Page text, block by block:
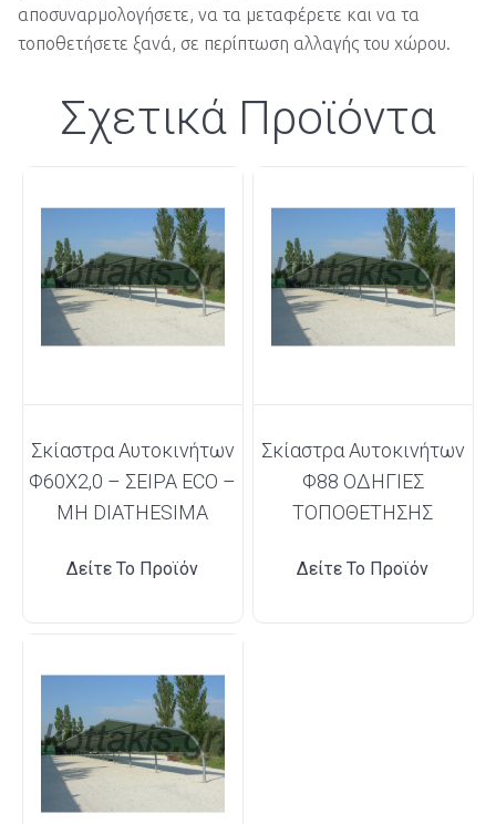
αποσυναρμολογήσετε, να τα μεταφέρετε και να τα
τοποθετήσετε ξανά, σε περίπτωση αλλαγής του χώρου.
Σχετικά Προϊόντα
Σκίαστρα Αυτοκινήτων
Φ60Χ2,0 – ΣΕΙΡΑ ECO –
MH DIATHESIMA
Δείτε Το Προϊόν
Σκίαστρα Αυτοκινήτων
Φ88 ΟΔΗΓΙΕΣ
ΤΟΠΟΘΕΤΗΣΗΣ
Δείτε Το Προϊόν